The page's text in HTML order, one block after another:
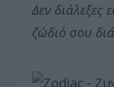
Δεν διάλεξες
ζώδιό σου